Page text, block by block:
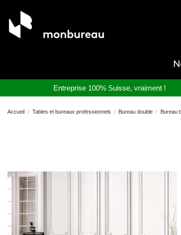
Entreprise 100% Suisse, vraiment !
Accueil Tables et bureaux professionnels Bureau double Bureau